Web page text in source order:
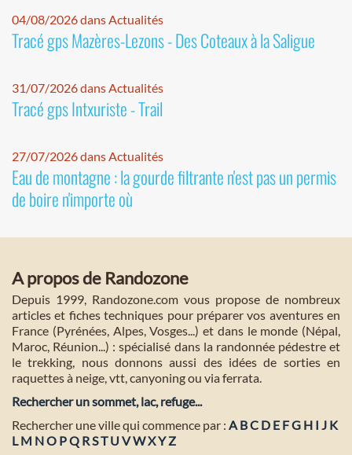
04/08/2026 dans Actualités
Tracé gps Mazères-Lezons - Des Coteaux à la Saligue
31/07/2026 dans Actualités
Tracé gps Intxuriste - Trail
27/07/2026 dans Actualités
Eau de montagne : la gourde filtrante n'est pas un permis
de boire n'importe où
A propos de Randozone
Depuis 1999, Randozone.com vous propose de nombreux
articles et fiches techniques pour préparer vos aventures en
France (Pyrénées, Alpes, Vosges...) et dans le monde (Népal,
Maroc, Réunion...) : spécialisé dans la randonnée pédestre et
le trekking, nous donnons aussi des idées de sorties en
raquettes à neige, vtt, canyoning ou via ferrata.
Rechercher un sommet, lac, refuge...
Rechercher une ville qui commence par : A BC D E FG H I J K
L M NO PQ R ST U VWXY Z